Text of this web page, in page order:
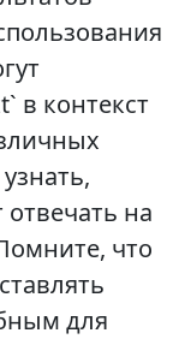
в контекст
на
что
для